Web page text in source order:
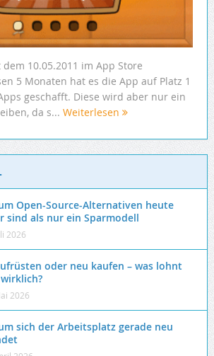
10.05.2011 im App Store
5 Monaten hat es die App auf Platz 1
geschafft. Diese wird aber nur ein
da s... Weiterlesen
Open-Source-Alternativen heute
sind als nur ein Sparmodell
2026
oder neu kaufen – was lohnt
2026
sich der Arbeitsplatz gerade neu